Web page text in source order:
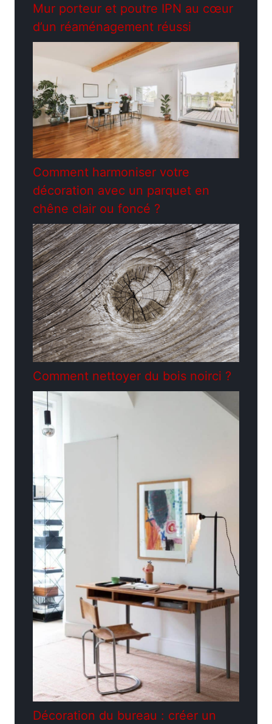
Mur porteur et poutre IPN au cœur
d’un réaménagement réussi
Comment harmoniser votre
décoration avec un parquet en
chêne clair ou foncé ?
Comment nettoyer du bois noirci ?
Décoration du bureau : créer un